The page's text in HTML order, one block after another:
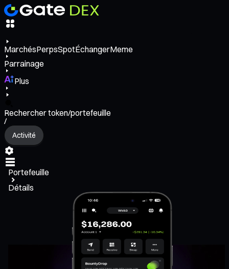
MarchésPerpsSpotÉchangerMeme
Parrainage
Plus
Rechercher token/portefeuille
/
Activité
Portefeuille
Détails